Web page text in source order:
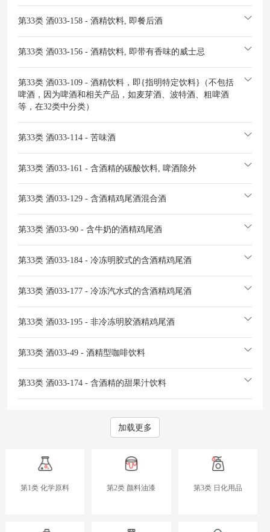
第33类 酒033-158 - 酒精饮料, 即餐后酒
第33类 酒033-156 - 酒精饮料, 即带有香味的威士忌
第33类 酒033-109 - 酒精饮料，即{指明特定饮料}（不包括
啤酒，因为啤酒和相关产品，如麦芽酒、波特酒、粗啤酒
等，在32类中分类）
第33类 酒033-114 - 苦味酒
第33类 酒033-161 - 含酒精的碳酸饮料, 啤酒除外
第33类 酒033-129 - 含酒精鸡尾酒混合酒
第33类 酒033-90 - 含牛奶的酒精鸡尾酒
第33类 酒033-184 - 冷冻明胶式的含酒精鸡尾酒
第33类 酒033-177 - 冷冻汽水式的含酒精鸡尾酒
第33类 酒033-195 - 非冷冻明胶酒精鸡尾酒
第33类 酒033-49 - 酒精型咖啡饮料
第33类 酒033-174 - 含酒精的甜果汁饮料
加载更多
第1类 化学原料 第2类 颜料油漆 第3类 日化用品